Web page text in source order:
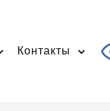
Контакты